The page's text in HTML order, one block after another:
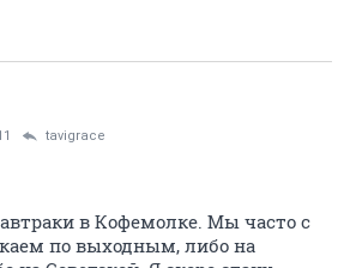
tavigrace
в Кофемолке. Мы часто с
по выходным, либо на